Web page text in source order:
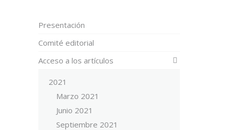
Presentación
Comité editorial
Acceso a los artículos
2021
Marzo 2021
Junio 2021
Septiembre 2021